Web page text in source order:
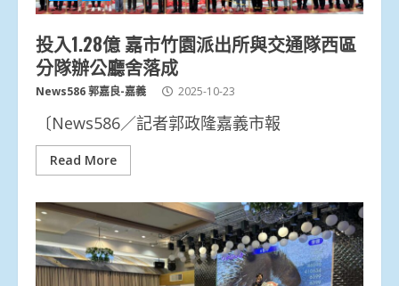
投入1.28億 嘉市竹園派出所與交通隊西區
分隊辦公廳舍落成
News586 郭嘉良-嘉義 2025-10-23
〔News586／記者郭政隆嘉義市報
Read More